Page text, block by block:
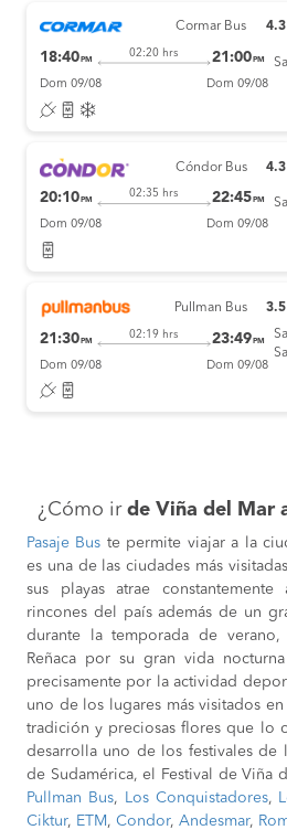
Cormar Bus 4.3
18:40 PM
02:20 hrs 21:00 PM
Dom 09/08 Dom 09/08
Cóndor Bus 4.3
20:10PM
02:35 hrs 22:45PM
Dom 09/08 Dom 09/08
Pullman Bus 3.5
21:30 PM
02:19 hrs 23:49 PM
Dom 09/08 Dom 09/08
¿Cómo ir de Viña del Mar
Pasaje Bus te permite viajar a la
es una de las ciudades más
sus playas atrae
rincones del país además de un
durante la temporada de
Reñaca por su gran vida
precisamente por la actividad
uno de los lugares más visitados
tradición y preciosas flores que lo
desarrolla uno de los festivales de
de Sudamérica, el Festival de Viña
Pullman Bus, Los Conquistadores,
Ciktur, ETM , Condor, Andesmar,